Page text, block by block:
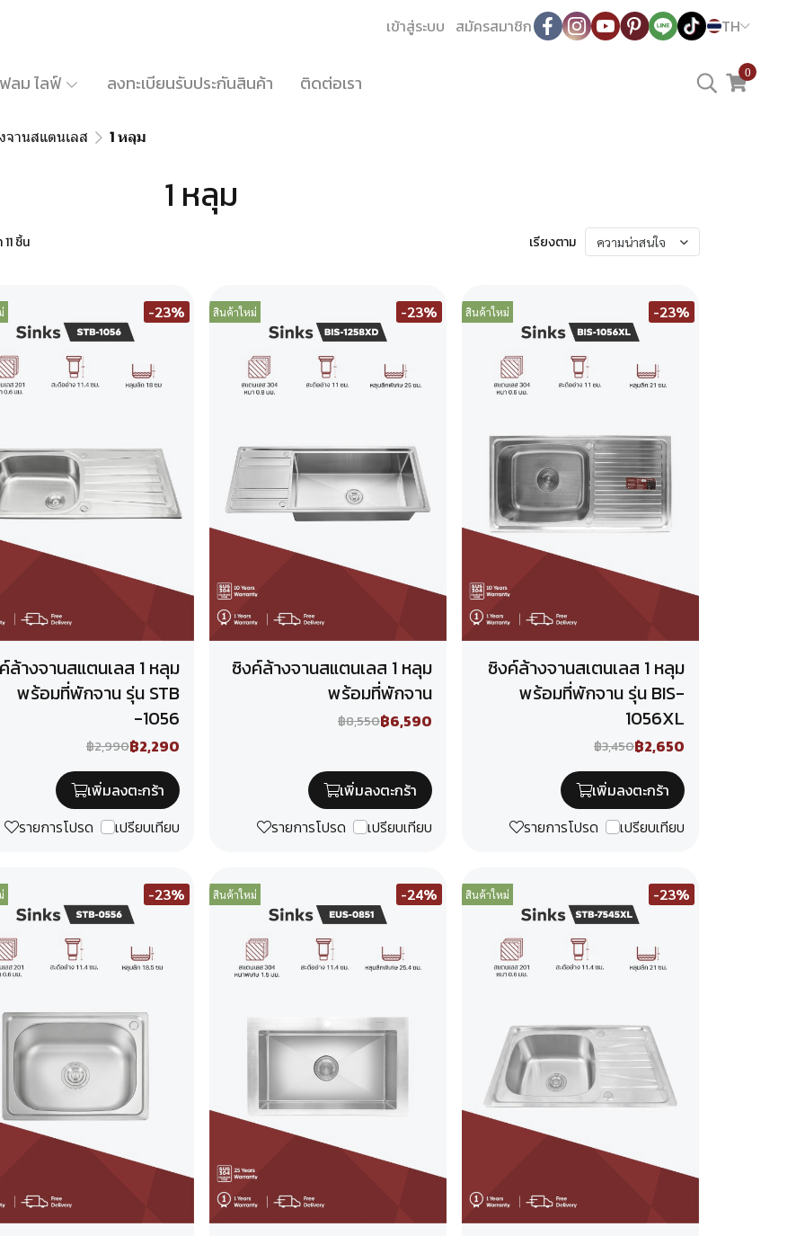
เข้าสู่ระบบ สมัครสมาชิก TH
ลม ไลฟ์ ลงทะเบียนรับประกันสินค้า ติดต่อเรา 0
จานสแตนเลส 1 หลุม
1 หลุม
ชิ้น เรียงตาม ความน่าสนใจ
-23%
ล้างจานสแตนเลส 1 หลุม
พร้อมที่พักจาน รุ่น STB
-1056
฿2,990฿2,290
เพิ่มลงตะกร้า
รายการโปรด
เปรียบเทียบ
สินค้าใหม่ -23%
ซิงค์ล้างจานสแตนเลส 1 หลุม
พร้อมที่พักจาน
฿8,550฿6,590
เพิ่มลงตะกร้า
รายการโปรด
เปรียบเทียบ
สินค้าใหม่ -23%
ซิงค์ล้างจานสเตนเลส 1 หลุม
พร้อมที่พักจาน รุ่น BIS-
1056XL
฿3,450฿2,650
เพิ่มลงตะกร้า
รายการโปรด
เปรียบเทียบ
-23% สินค้าใหม่ -24% สินค้าใหม่ -23%